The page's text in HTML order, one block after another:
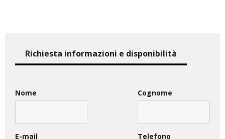
Richiesta informazioni e disponibilità
Nome Cognome
E-mail Telefono